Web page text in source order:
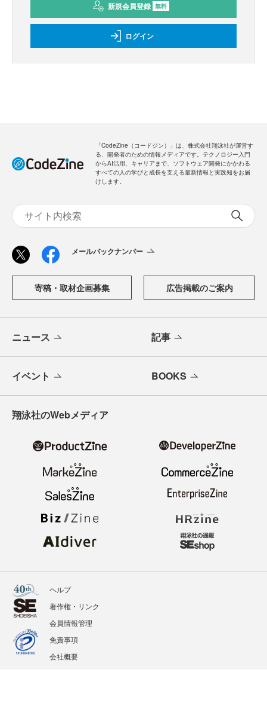
新規会員登録 無料
ログイン
「CodeZine（コードジン）」は、株式会社翔泳社が運営す
る、開発者のための情報メディアです。テクノロジー入門
からAI活用、キャリアまで、ソフトウェア開発にかかわる
すべての人の学びと成長を支える最新情報と実践知をお届
けします。
メールバックナンバー
寄稿・取材企画募集 広告掲載のご案内
ニュース 記事
イベント BOOKS
翔泳社のWebメディア
ヘルプ
著作権・リンク
会員情報管理
免責事項
会社概要